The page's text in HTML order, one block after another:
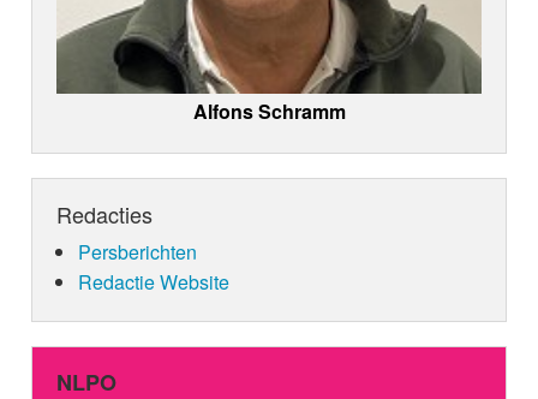
Alfons Schramm
Redacties
Persberichten
Redactie Website
NLPO